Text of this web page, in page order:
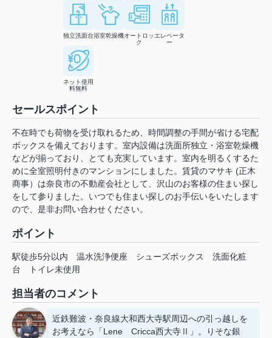
独立洗面台浴室乾燥機オートロッ
ク
エレベータ
ー
ネット使用
料無料
セールスポイント
不在時でも荷物を受け取れるため、時間調整の手間が省ける宅配
ボックスを備えております。室内設備は洗面所独立・浴室乾燥機
などが揃っており、とても充実しています。室内を明るくするた
めに全室照明付きのマンションにしました。賃貸のマサキ (正木
商事）は奈良市の不動産会社として、沢山のお客様の住まい探し
をして参りました。いつでも住まい探しのお手伝いをいたします
ので、是非お問い合わせください。
ポイント
駅徒歩5分以内 温水洗浄便座 シューズボックス
洗面化粧
台
トイレ未使用
担当者のコメント
近鉄難波・奈良線大和西大寺駅周辺への引っ越しを
お考えなら「Lene Cricca西大寺Ⅱ」。りそな銀